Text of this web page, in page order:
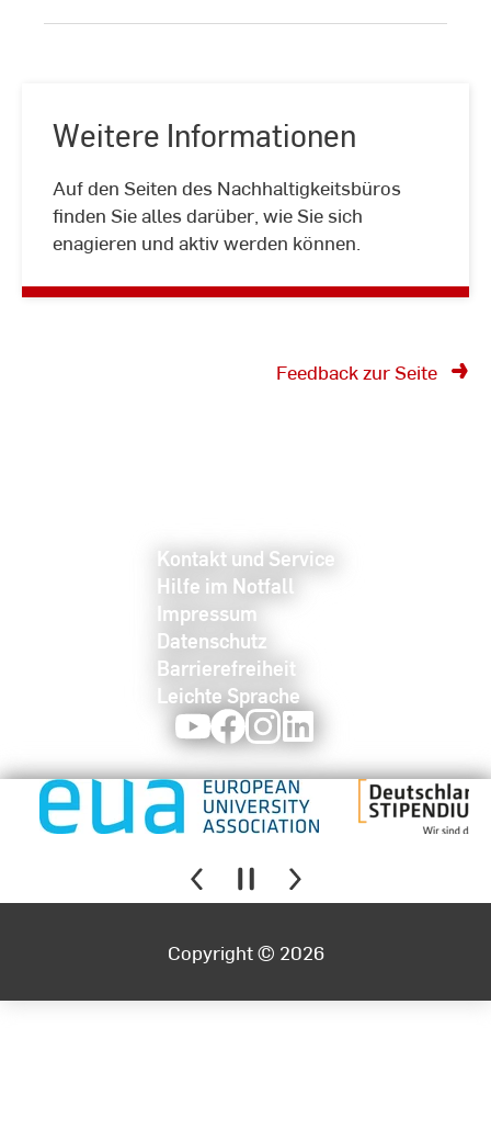
Weitere Informationen
Auf den Seiten des Nachhaltigkeitsbüros
finden Sie alles darüber, wie Sie sich
enagieren und aktiv werden können.
Weitere
Informationen
Feedback zur Seite
Kontakt und Service
Hilfe im Notfall
Impressum
Datenschutz
Barrierefreiheit
Leichte Sprache
YoutubeFacebookInstagram
Copyright © 2026